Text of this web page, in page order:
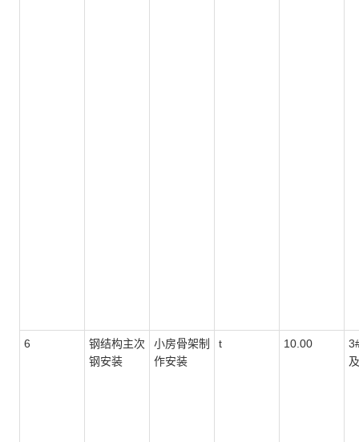
6
钢结构主次
钢安装
小房骨架制
作安装
t 10.00